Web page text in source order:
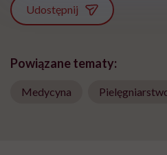
Udostępnij
Powiązane tematy:
Medycyna